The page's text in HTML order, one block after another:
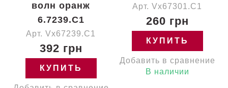
волн оранж
6.7239.C1
Арт. Vx67239.C1
392 грн
КУПИТЬ
Арт. Vx67301.C1
260 грн
КУПИТЬ
Добавить в сравнение
В наличии